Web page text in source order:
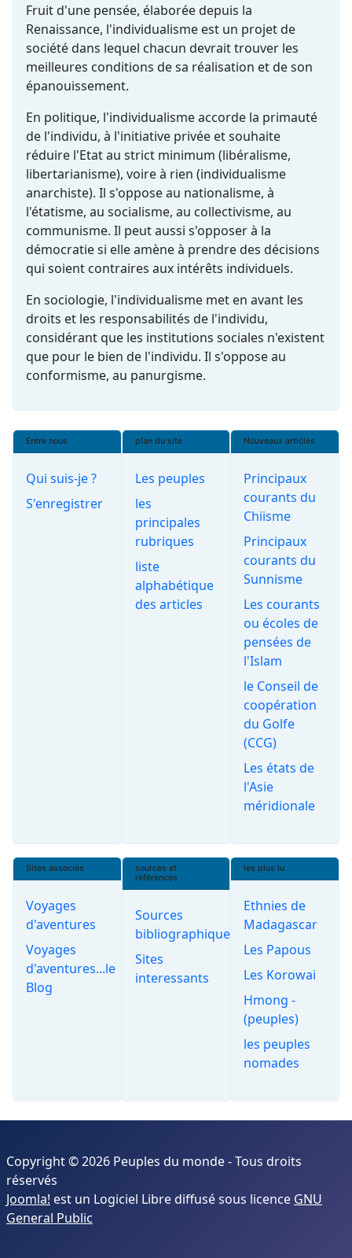
Fruit d'une pensée, élaborée depuis la
Renaissance, l'individualisme est un projet de
société dans lequel chacun devrait trouver les
meilleures conditions de sa réalisation et de son
épanouissement.
En politique, l'individualisme accorde la primauté
de l'individu, à l'initiative privée et souhaite
réduire l'Etat au strict minimum (libéralisme,
libertarianisme), voire à rien (individualisme
anarchiste). Il s'oppose au nationalisme, à
l'étatisme, au socialisme, au collectivisme, au
communisme. Il peut aussi s'opposer à la
démocratie si elle amène à prendre des décisions
qui soient contraires aux intérêts individuels.
En sociologie, l'individualisme met en avant les
droits et les responsabilités de l'individu,
considérant que les institutions sociales n'existent
que pour le bien de l'individu. Il s'oppose au
conformisme, au panurgisme.
Entre nous
Qui suis-je ?
S'enregistrer
plan du site
Les peuples
les
principales
rubriques
liste
alphabétique
des articles
Nouveaux articles
Principaux
courants du
Chiisme
Principaux
courants du
Sunnisme
Les courants
ou écoles de
pensées de
l'Islam
le Conseil de
coopération
du Golfe
(CCG)
Les états de
l'Asie
méridionale
Sites associés
Voyages
d'aventures
Voyages
d'aventures...le
Blog
sources et
références
Sources
bibliographiques
Sites
interessants
les plus lu
Ethnies de
Madagascar
Les Papous
Les Korowai
Hmong -
(peuples)
les peuples
nomades
Copyright © 2026 Peuples du monde - Tous droits
réservés
Joomla! est un Logiciel Libre diffusé sous licence GNU
General Public